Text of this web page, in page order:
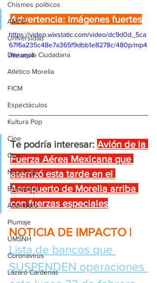
Chismes políticos
AMLO
Universidad
Denuncia Ciudadana
Atlético Morelia
FICM
Espectáculos
Kultura Pop
Cine
Cine
Nota Roja
Especiales
Acámbaro
Plumaje
UMSNH
Coronavirus
Lázaro Cárdenas
Advertencia: Imágenes fuertes
https://video.wixstatic.com/video/dc9d0d_5ca
67f6a235c48e7a365f9dbb1e8278c/480p/mp4
/file.mp4
Te podría interesar: Avión de la
Fuerza Aérea Mexicana que
aterrizó esta tarde en el
Aeropuerto de Morelia arriba
con fuerzas especiales
NOTICIA DE IMPACTO |
Lista de bancos que
SUSPENDEN operaciones